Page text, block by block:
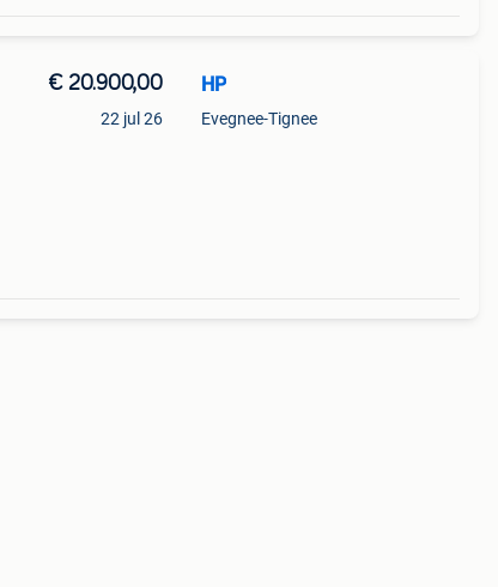
€ 20.900,00
22 jul 26
HP
Evegnee-Tignee